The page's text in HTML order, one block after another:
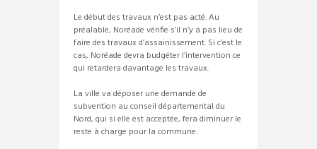
Le début des travaux n’est pas acté. Au
préalable, Noréade vérifie s’il n’y a pas lieu de
faire des travaux d’assainissement. Si c’est le
cas, Noréade devra budgéter l’intervention ce
qui retardera davantage les travaux.
La ville va déposer une demande de
subvention au conseil départemental du
Nord, qui si elle est acceptée, fera diminuer le
reste à charge pour la commune.